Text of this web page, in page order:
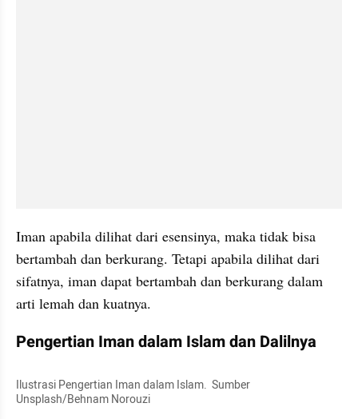
Iman apabila dilihat dari esensinya, maka tidak bisa
bertambah dan berkurang. Tetapi apabila dilihat dari
sifatnya, iman dapat bertambah dan berkurang dalam
arti lemah dan kuatnya.
Pengertian Iman dalam Islam dan Dalilnya
Ilustrasi Pengertian Iman dalam Islam.  Sumber
Unsplash/Behnam Norouzi